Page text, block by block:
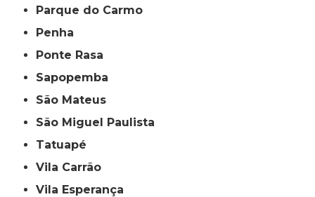
Parque do Carmo
Penha
Ponte Rasa
Sapopemba
São Mateus
São Miguel Paulista
Tatuapé
Vila Carrão
Vila Esperança